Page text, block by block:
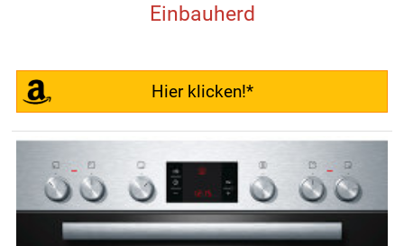
Einbauherd
Hier klicken!*